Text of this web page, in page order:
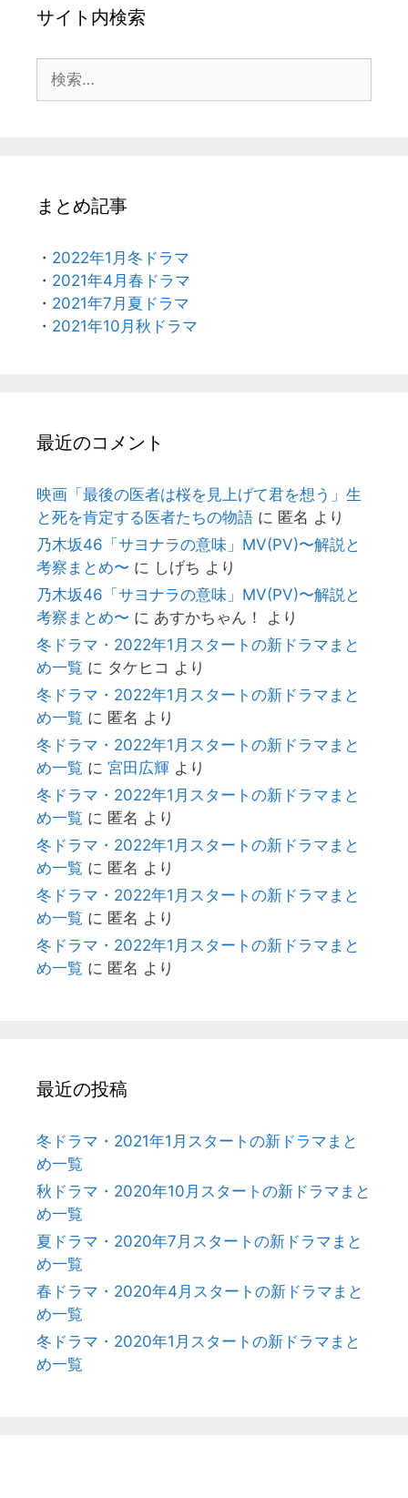
サイト内検索
索:
まとめ記事
・ 2022年1月冬ドラマ
・ 2021年4月春ドラマ
・ 2021年7月夏ドラマ
・ 2021年10月秋ドラマ
最近のコメント
映画「最後の医者は桜を見上げて君を想う」生
と死を肯定する医者たちの物語 に 匿名 より
乃木坂46「サヨナラの意味」MV(PV)〜解説と
考察まとめ〜 に しげち より
乃木坂46「サヨナラの意味」MV(PV)〜解説と
考察まとめ〜 に あすかちゃん！
より
冬ドラマ・2022年1月スタートの新ドラマまと
め一覧 に タケヒコ より
冬ドラマ・2022年1月スタートの新ドラマまと
め一覧 に 匿名 より
冬ドラマ・2022年1月スタートの新ドラマまと
め一覧 に 宮田広輝 より
冬ドラマ・2022年1月スタートの新ドラマまと
め一覧 に 匿名 より
冬ドラマ・2022年1月スタートの新ドラマまと
め一覧 に 匿名 より
冬ドラマ・2022年1月スタートの新ドラマまと
め一覧 に 匿名 より
冬ドラマ・2022年1月スタートの新ドラマまと
め一覧 に 匿名 より
最近の投稿
冬ドラマ・2021年1月スタートの新ドラマまと
め一覧
秋ドラマ・2020年10月スタートの新ドラマまと
め一覧
夏ドラマ・2020年7月スタートの新ドラマまと
め一覧
春ドラマ・2020年4月スタートの新ドラマまと
め一覧
冬ドラマ・2020年1月スタートの新ドラマまと
め一覧